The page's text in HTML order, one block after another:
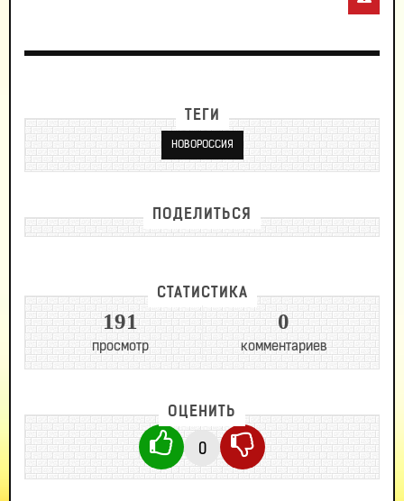
ТЕГИ
НОВОРОССИЯ
ПОДЕЛИТЬСЯ
СТАТИСТИКА
191
просмотр
0
комментариев
ОЦЕНИТЬ
0